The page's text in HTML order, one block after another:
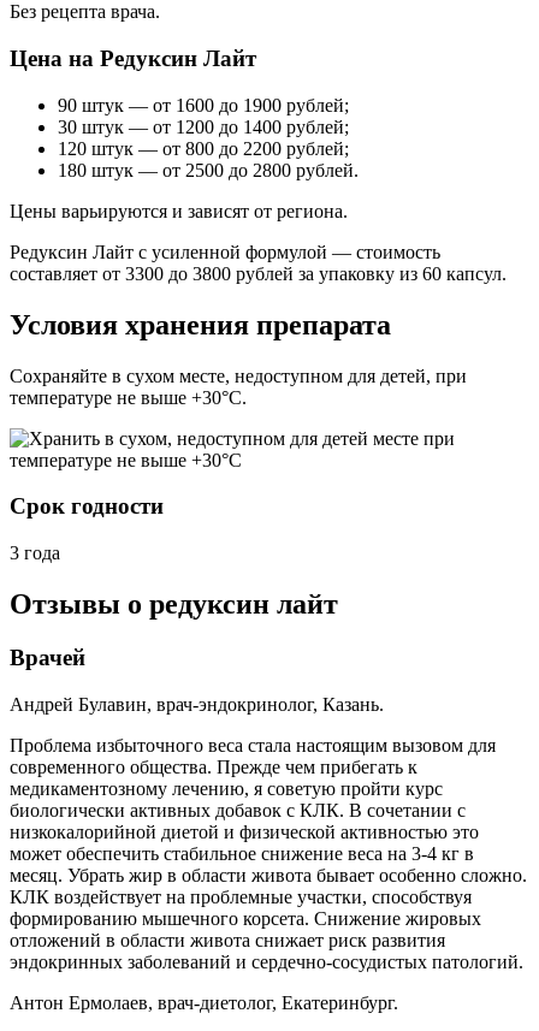
Без рецепта врача.
Цена на Редуксин Лайт
90 штук — от 1600 до 1900 рублей;
30 штук — от 1200 до 1400 рублей;
120 штук — от 800 до 2200 рублей;
180 штук — от 2500 до 2800 рублей.
Цены варьируются и зависят от региона.
Редуксин Лайт с усиленной формулой — стоимость
составляет от 3300 до 3800 рублей за упаковку из 60 капсул.
Условия хранения препарата
Сохраняйте в сухом месте, недоступном для детей, при
температуре не выше +30°С.
Срок годности
3 года
Отзывы о редуксин лайт
Врачей
Андрей Булавин, врач-эндокринолог, Казань.
Проблема избыточного веса стала настоящим вызовом для
современного общества. Прежде чем прибегать к
медикаментозному лечению, я советую пройти курс
биологически активных добавок с КЛК. В сочетании с
низкокалорийной диетой и физической активностью это
может обеспечить стабильное снижение веса на 3-4 кг в
месяц. Убрать жир в области живота бывает особенно сложно.
КЛК воздействует на проблемные участки, способствуя
формированию мышечного корсета. Снижение жировых
отложений в области живота снижает риск развития
эндокринных заболеваний и сердечно-сосудистых патологий.
Антон Ермолаев, врач-диетолог, Екатеринбург.